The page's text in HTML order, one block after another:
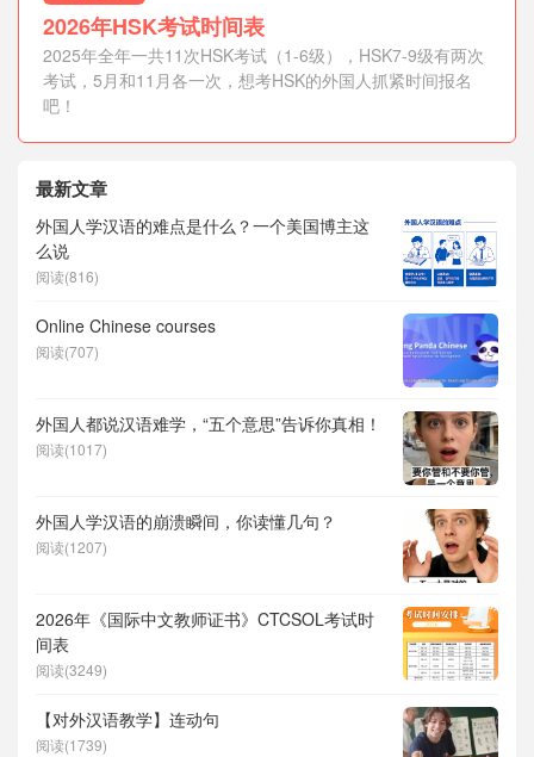
2026年HSK考试时间表
2025年全年一共11次HSK考试（1-6级），HSK7-9级有两次
考试，5月和11月各一次，想考HSK的外国人抓紧时间报名
吧！
最新文章
外国人学汉语的难点是什么？一个美国博主这
么说
阅读(816)
Online Chinese courses
阅读(707)
外国人都说汉语难学，“五个意思”告诉你真相！
阅读(1017)
外国人学汉语的崩溃瞬间，你读懂几句？
阅读(1207)
2026年《国际中文教师证书》CTCSOL考试时
间表
阅读(3249)
【对外汉语教学】连动句
阅读(1739)